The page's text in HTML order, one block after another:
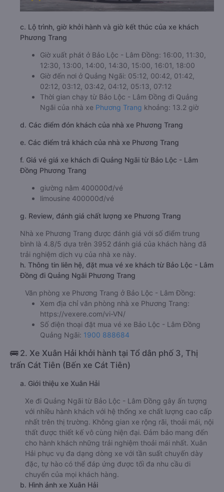
c. Lộ trình, giờ khởi hành và giờ kết thúc của xe khách
Phương Trang
Giờ xuất phát ở Bảo Lộc - Lâm Đồng: 16:00, 11:30,
12:30, 13:00, 14:00, 14:30, 15:00, 16:01, 18:00
Giờ đến nơi ở Quảng Ngãi: 05:12, 00:42, 01:42,
02:12, 03:12, 03:42, 04:12, 05:13, 07:12
Thời gian chạy từ Bảo Lộc - Lâm Đồng đi Quảng
Ngãi của nhà xe Phương Trang khoảng: 13.2 giờ
d. Các điểm đón khách của nhà xe Phương Trang
e. Các điểm trả khách của nhà xe Phương Trang
f. Giá vé giá xe khách đi Quảng Ngãi từ Bảo Lộc - Lâm
Đồng Phương Trang
giường nằm 400000đ/vé
limousine 400000đ/vé
g. Review, đánh giá chất lượng xe Phương Trang
Nhà xe Phương Trang được đánh giá với số điểm trung
bình là 4.8/5 dựa trên 3952 đánh giá của khách hàng đã
trải nghiệm dịch vụ của nhà xe này.
h. Thông tin liên hệ, đặt mua vé xe khách từ Bảo Lộc - Lâm
Đồng đi Quảng Ngãi Phương Trang
Văn phòng xe Phương Trang ở Bảo Lộc - Lâm Đồng:
Xem địa chỉ văn phòng nhà xe Phương Trang:
https://vexere.com/vi-VN/
Số điện thoại đặt mua vé xe Bảo Lộc - Lâm Đồng
Quảng Ngãi: 1900 888684
🚌 2. Xe Xuân Hải khởi hành tại Tổ dân phố 3, Thị
trấn Cát Tiên (Bến xe Cát Tiên)
a. Giới thiệu xe Xuân Hải
Xe đi Quảng Ngãi từ Bảo Lộc - Lâm Đồng gây ấn tượng
với nhiều hành khách với hệ thống xe chất lượng cao cấp
nhất trên thị trường. Không gian xe rộng rãi, thoải mái, nội
thất được thiết kế vô cùng hiện đại. Đảm bảo mang đến
cho hành khách những trải nghiệm thoải mái nhất. Xuân
Hải phục vụ đa dạng dòng xe với tần suất chuyến dày
đặc, tự hào có thể đáp ứng được tối đa nhu cầu di
chuyển của mọi khách hàng.
b. Hình ảnh xe Xuân Hải